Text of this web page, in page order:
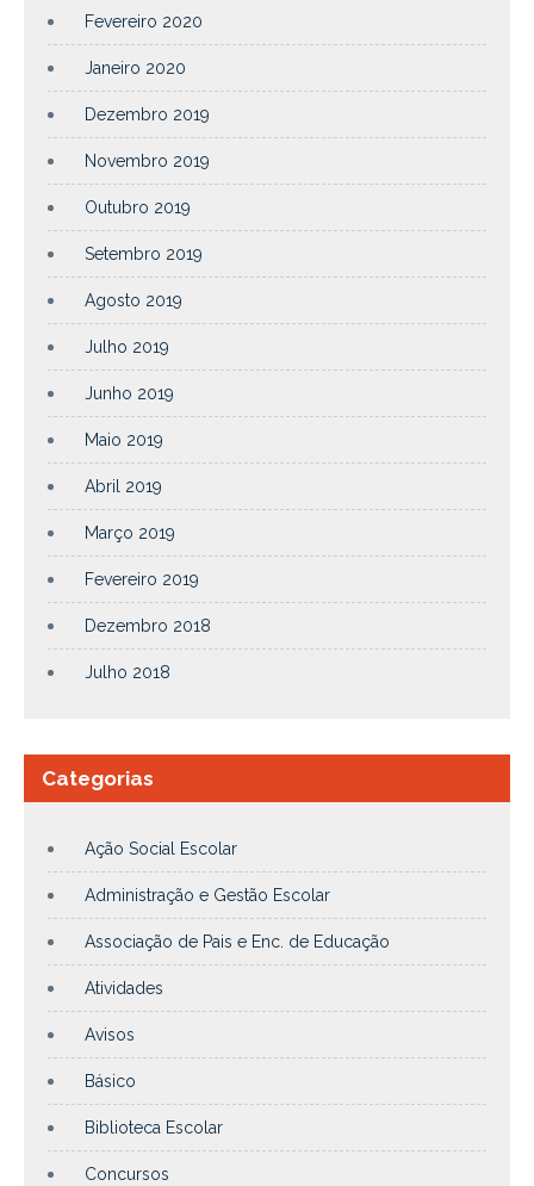
Fevereiro 2020
Janeiro 2020
Dezembro 2019
Novembro 2019
Outubro 2019
Setembro 2019
Agosto 2019
Julho 2019
Junho 2019
Maio 2019
Abril 2019
Março 2019
Fevereiro 2019
Dezembro 2018
Julho 2018
Categorias
Ação Social Escolar
Administração e Gestão Escolar
Associação de Pais e Enc. de Educação
Atividades
Avisos
Básico
Biblioteca Escolar
Concursos